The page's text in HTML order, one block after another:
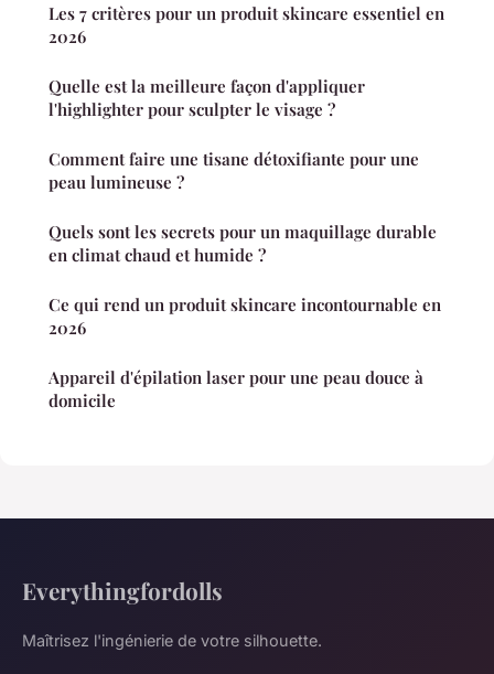
Les 7 critères pour un produit skincare essentiel en
2026
Quelle est la meilleure façon d'appliquer
l'highlighter pour sculpter le visage ?
Comment faire une tisane détoxifiante pour une
peau lumineuse ?
Quels sont les secrets pour un maquillage durable
en climat chaud et humide ?
Ce qui rend un produit skincare incontournable en
2026
Appareil d'épilation laser pour une peau douce à
domicile
Everythingfordolls
Maîtrisez l'ingénierie de votre silhouette.